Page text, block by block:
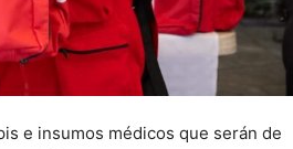
e insumos médicos que serán de